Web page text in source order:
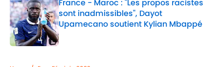
France - Maroc : "Les propos racistes
sont inadmissibles", Dayot
Upamecano soutient Kylian Mbappé
Published by on Invalid Date